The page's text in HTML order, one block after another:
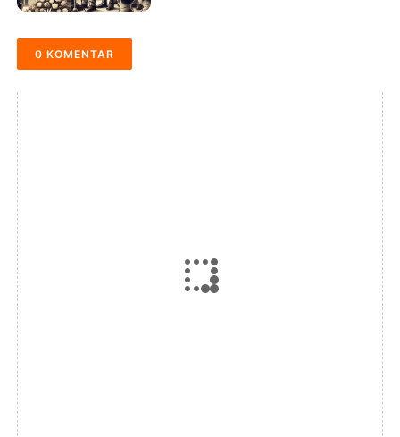
0 KOMENTAR